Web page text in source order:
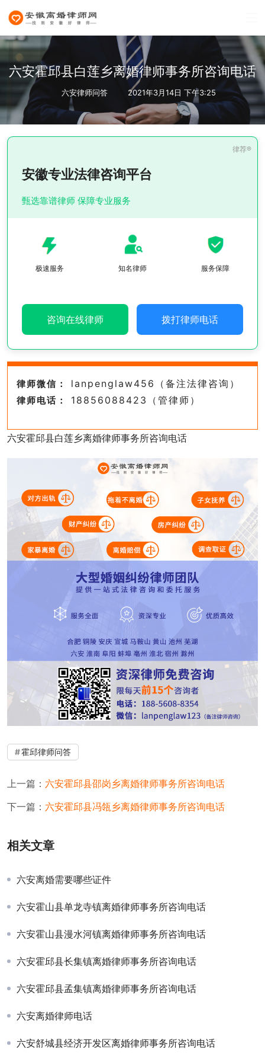
六安霍邱县白莲乡离婚律师事务所咨询电话
六安律师问答 2021年3月14日 下午3:25
安徽专业法律咨询平台
甄选靠谱律师 保障专业服务
极速服务 知名律师 服务保障
咨询在线律师 拨打律师电话
律师微信： lanpenglaw456（备注法律咨询）
律师电话： 18856088423（管律师）
六安霍邱县白莲乡离婚律师事务所咨询电话
霍邱律师问答
上一篇： 六安霍邱县邵岗乡离婚律师事务所咨询电话
下一篇： 六安霍邱县冯瓴乡离婚律师事务所咨询电话
相关文章
六安离婚需要哪些证件
六安霍山县单龙寺镇离婚律师事务所咨询电话
六安霍山县漫水河镇离婚律师事务所咨询电话
六安霍邱县长集镇离婚律师事务所咨询电话
六安霍邱县孟集镇离婚律师事务所咨询电话
六安离婚律师电话
六安舒城县经济开发区离婚律师事务所咨询电话